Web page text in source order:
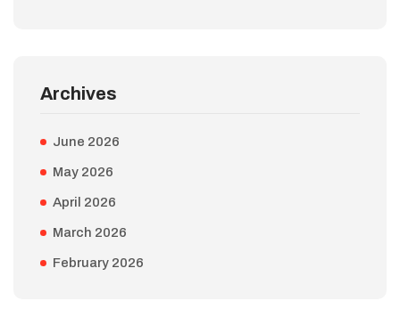
Archives
June 2026
May 2026
April 2026
March 2026
February 2026